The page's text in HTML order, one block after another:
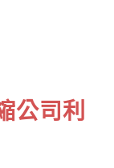
公司利